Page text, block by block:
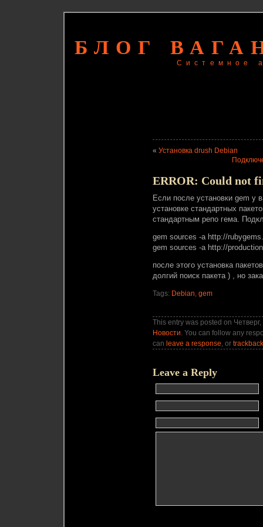
БЛОГ
Системное
« Установка drush Debian
ERROR: Could not
Если после установки gem у
установке стандартных
стандартным репо гема.
gem sources -a http://
gem sources -a http://
после этого установка
долгий поиск пакета ) , но
Tags: Debian, gem
This entry was posted on
Новости. You can follow any
can leave a response, or trackback
Leave a Reply